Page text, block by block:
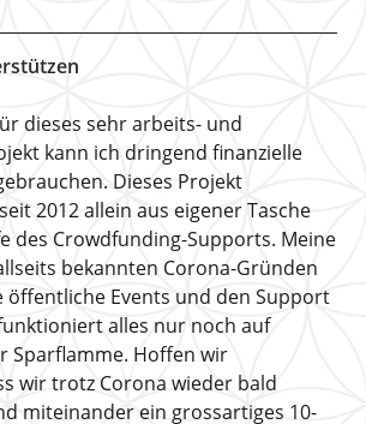
dieses sehr arbeits- und
kann ich dringend finanzielle
Dieses Projekt
2012 allein aus eigener Tasche
des Crowdfunding-Supports. Meine
bekannten Corona-Gründen
öffentliche Events und den Support
alles nur noch auf
Sparflamme. Hoffen wir
wir trotz Corona wieder bald
miteinander ein grossartiges 10-